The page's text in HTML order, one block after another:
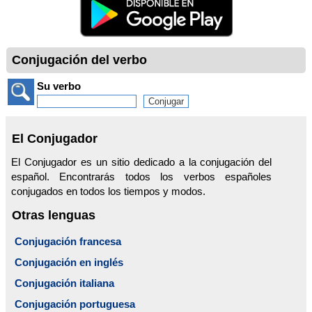
Conjugación del verbo
Su verbo
El Conjugador
El Conjugador es un sitio dedicado a la conjugación del
español. Encontrarás todos los verbos españoles
conjugados en todos los tiempos y modos.
Otras lenguas
Conjugación francesa
Conjugación en inglés
Conjugación italiana
Conjugación portuguesa